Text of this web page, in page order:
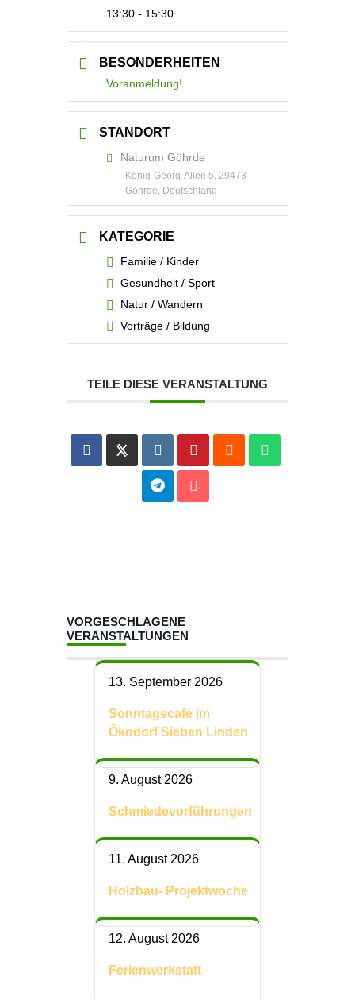
13:30 - 15:30
BESONDERHEITEN
Voranmeldung!
STANDORT
Naturum Göhrde
König-Georg-Allee 5, 29473
Göhrde, Deutschland
KATEGORIE
Familie / Kinder
Gesundheit / Sport
Natur / Wandern
Vorträge / Bildung
TEILE DIESE VERANSTALTUNG
VORGESCHLAGENE
VERANSTALTUNGEN
13. September 2026
Sonntagscafé im
Ökodorf Sieben Linden
9. August 2026
Schmiedevorführungen
11. August 2026
Holzbau- Projektwoche
12. August 2026
Ferienwerkstatt